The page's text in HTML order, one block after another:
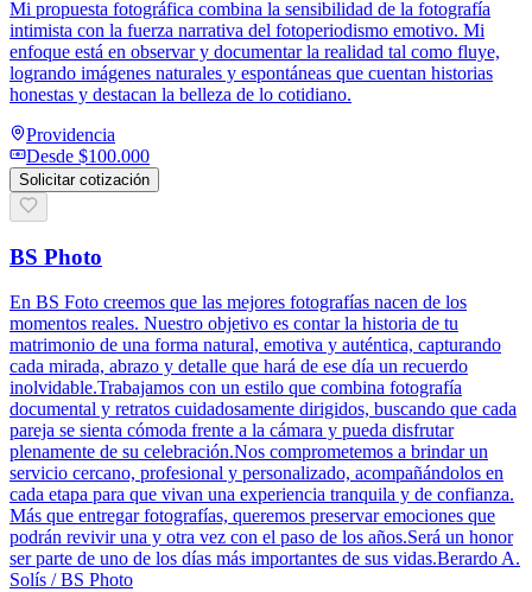
Mi propuesta fotográfica combina la sensibilidad de la fotografía
intimista con la fuerza narrativa del fotoperiodismo emotivo. Mi
enfoque está en observar y documentar la realidad tal como fluye,
logrando imágenes naturales y espontáneas que cuentan historias
honestas y destacan la belleza de lo cotidiano.
Providencia
Desde $100.000
Solicitar cotización
BS Photo
En BS Foto creemos que las mejores fotografías nacen de los
momentos reales. Nuestro objetivo es contar la historia de tu
matrimonio de una forma natural, emotiva y auténtica, capturando
cada mirada, abrazo y detalle que hará de ese día un recuerdo
inolvidable.Trabajamos con un estilo que combina fotografía
documental y retratos cuidadosamente dirigidos, buscando que cada
pareja se sienta cómoda frente a la cámara y pueda disfrutar
plenamente de su celebración.Nos comprometemos a brindar un
servicio cercano, profesional y personalizado, acompañándolos en
cada etapa para que vivan una experiencia tranquila y de confianza.
Más que entregar fotografías, queremos preservar emociones que
podrán revivir una y otra vez con el paso de los años.Será un honor
ser parte de uno de los días más importantes de sus vidas.Berardo A.
Solís / BS Photo